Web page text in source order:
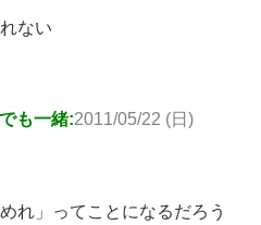
ない
も一緒:2011/05/22 (日)
れ」ってことになるだろう